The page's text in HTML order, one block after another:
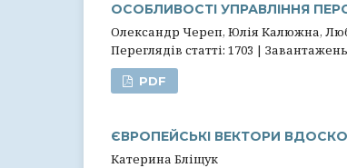
ОСОБЛИВОСТІ УПРАВЛІННЯ
Олександр Череп, Юлія Калюжна,
Переглядів статті: 1703 | Завантажень
PDF
ЄВРОПЕЙСЬКІ ВЕКТОРИ
Катерина Бліщук